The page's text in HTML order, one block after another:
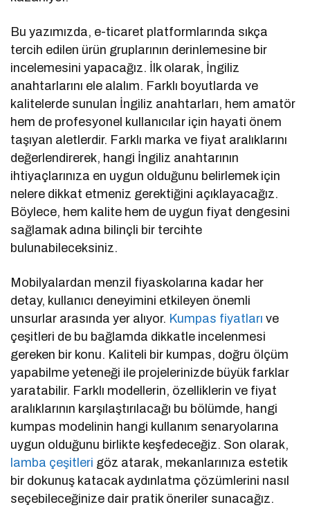
Bu yazımızda, e-ticaret platformlarında sıkça
tercih edilen ürün gruplarının derinlemesine bir
incelemesini yapacağız. İlk olarak, İngiliz
anahtarlarını ele alalım. Farklı boyutlarda ve
kalitelerde sunulan İngiliz anahtarları, hem amatör
hem de profesyonel kullanıcılar için hayati önem
taşıyan aletlerdir. Farklı marka ve fiyat aralıklarını
değerlendirerek, hangi İngiliz anahtarının
ihtiyaçlarınıza en uygun olduğunu belirlemek için
nelere dikkat etmeniz gerektiğini açıklayacağız.
Böylece, hem kalite hem de uygun fiyat dengesini
sağlamak adına bilinçli bir tercihte
bulunabileceksiniz.
Mobilyalardan menzil fiyaskolarına kadar her
detay, kullanıcı deneyimini etkileyen önemli
unsurlar arasında yer alıyor. Kumpas fiyatları ve
çeşitleri de bu bağlamda dikkatle incelenmesi
gereken bir konu. Kaliteli bir kumpas, doğru ölçüm
yapabilme yeteneği ile projelerinizde büyük farklar
yaratabilir. Farklı modellerin, özelliklerin ve fiyat
aralıklarının karşılaştırılacağı bu bölümde, hangi
kumpas modelinin hangi kullanım senaryolarına
uygun olduğunu birlikte keşfedeceğiz. Son olarak,
lamba çeşitleri göz atarak, mekanlarınıza estetik
bir dokunuş katacak aydınlatma çözümlerini nasıl
seçebileceğinize dair pratik öneriler sunacağız.